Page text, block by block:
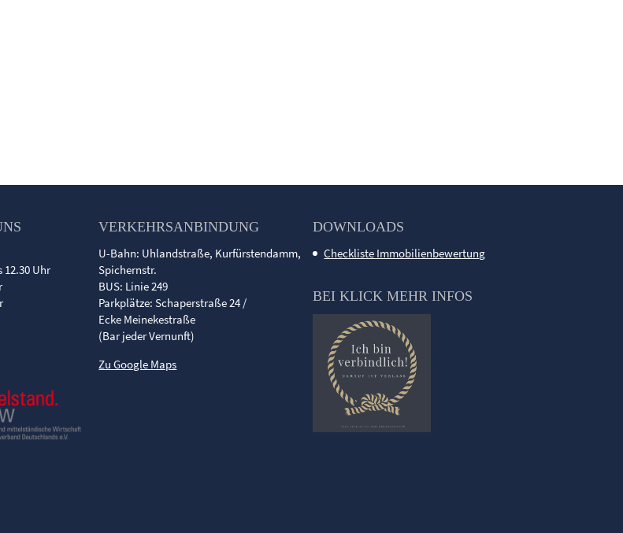
12.30 Uhr
VERKEHRSANBINDUNG
U-Bahn: Uhlandstraße, Kurfürstendamm,
Spichernstr.
BUS: Linie 249
Parkplätze: Schaperstraße 24 /
Ecke Meinekestraße
(Bar jeder Vernunft)
Zu Google Maps
DOWNLOADS
Checkliste Immobilienbewertung
BEI KLICK MEHR INFOS